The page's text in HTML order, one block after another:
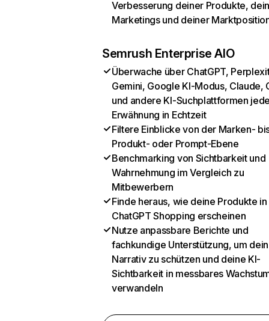
Verbesserung deiner Produkte,
Marketings und deiner
Semrush Enterprise AIO
Überwache über ChatGPT,
Gemini, Google KI-Modus, Claude,
und andere KI-Suchplattformen
Erwähnung in Echtzeit
Filtere Einblicke von der Marken-
Produkt- oder Prompt-Ebene
Benchmarking von Sichtbarkeit und
Wahrnehmung im Vergleich zu
Mitbewerbern
Finde heraus, wie deine Produkte in
ChatGPT Shopping erscheinen
Nutze anpassbare Berichte und
fachkundige Unterstützung, um dein
Narrativ zu schützen und deine KI-
Sichtbarkeit in messbares
verwandeln